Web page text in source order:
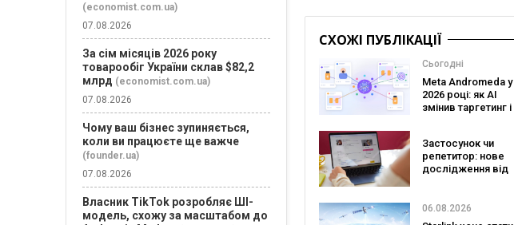
СХОЖІ ПУБЛІКАЦІЇ
Сьогодні
Meta Andromeda у
2026 році: як AI
змінив таргетинг і
Застосунок чи
репетитор: нове
дослідження від
заговорити
іноземною мовою
06.08.2026
(economist.com.ua)
07.08.2026
За сім місяців 2026 року
товарообіг України склав $82,2
млрд (economist.com.ua)
07.08.2026
Чому ваш бізнес зупиняється,
коли ви працюєте ще важче
(founder.ua)
07.08.2026
Власник TikTok розробляє ШІ-
модель, схожу за масштабом до